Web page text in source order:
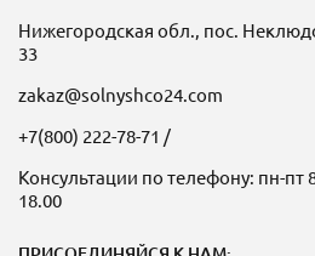
Нижегородская обл., пос.
33
zakaz@solnyshco24.com
+7(800) 222-78-71 /
Консультации по телефону: пн-пт
18.00